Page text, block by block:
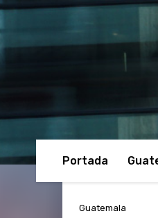
Portada
Guatemala